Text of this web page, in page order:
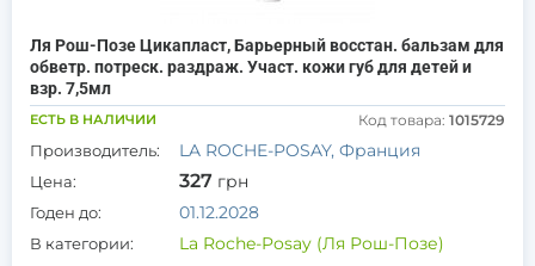
Ля Рош-Позе Цикапласт, Барьерный восстан. бальзам для
обветр. потреск. раздраж. Участ. кожи губ для детей и
взр. 7,5мл
ЕСТЬ В НАЛИЧИИ Код товара: 1015729
Производитель: LA ROCHE-POSAY, Франция
Цена: 327 грн
Годен до: 01.12.2028
В категории: La Roche-Posay (Ля Рош-Позе)